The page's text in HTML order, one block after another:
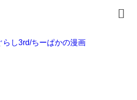
トップページ